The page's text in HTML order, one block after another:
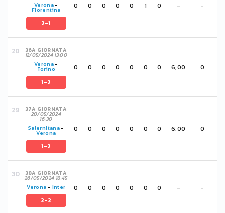
Verona -
Fiorentina
2-1
0 0 0 0 0 1 0 - -
36A GIORNATA
12/05/2024 13:00
Verona -
Torino
1-2
0 0 0 0 0 0 0 6,00 0
37A GIORNATA
20/05/2024
16:30
Salernitana-
Verona
1-2
0 0 0 0 0 0 0 6,00 0
38A GIORNATA
26/05/2024 18:45
Verona - Inter
2-2
0 0 0 0 0 0 0 - -